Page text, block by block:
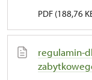
PDF (188,76
regulamin-